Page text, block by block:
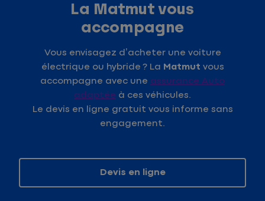
La Matmut vous
accompagne
Vous envisagez d’acheter une voiture
électrique ou hybride ? La Matmut vous
accompagne avec une assurance Auto
adaptée à ces véhicules.
Le devis en ligne gratuit vous informe sans
engagement.
Devis en ligne